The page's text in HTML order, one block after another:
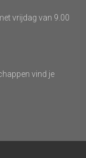
vrijdag van 9.00
vind je